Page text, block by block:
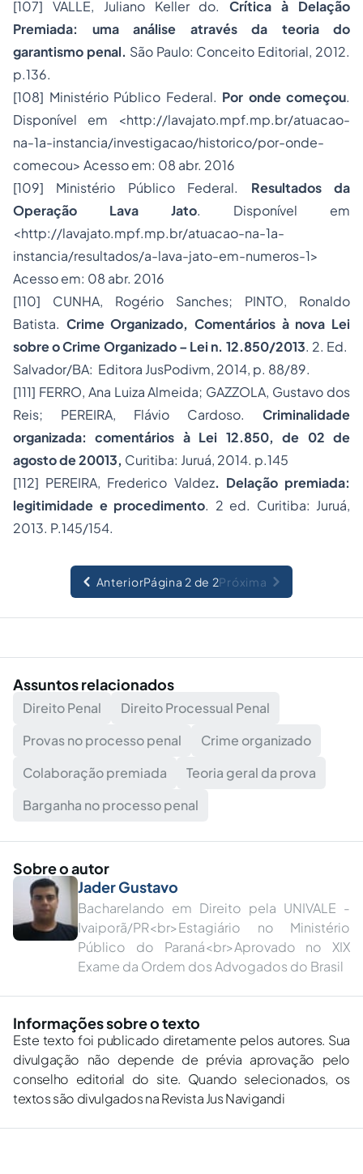
[107] VALLE, Juliano Keller do.Crítica à Delação
Premiada: uma análise através da teoria do
garantismo penal. São Paulo: Conceito Editorial, 2012.
p.136.
[108] Ministério Público Federal. Por onde começou.
Disponível em <http://lavajato.mpf.mp.br/atuacao-
na-1a-instancia/investigacao/historico/por-onde-
comecou> Acesso em: 08 abr. 2016
[109] Ministério Público Federal. Resultados da
Operação Lava Jato. Disponível em
<http://lavajato.mpf.mp.br/atuacao-na-1a-
instancia/resultados/a-lava-jato-em-numeros-1>
Acesso em: 08 abr. 2016
[110] CUNHA, Rogério Sanches; PINTO, Ronaldo
Batista. Crime Organizado, Comentários à nova Lei
sobre o Crime Organizado – Lei n. 12.850/2013. 2. Ed.
Salvador/BA: Editora JusPodivm, 2014, p. 88/89.
[111] FERRO, Ana Luiza Almeida; GAZZOLA, Gustavo dos
Reis; PEREIRA, Flávio Cardoso. Criminalidade
organizada: comentários à Lei 12.850, de 02 de
agosto de 20013, Curitiba: Juruá, 2014. p.145
[112] PEREIRA, Frederico Valdez. Delação premiada:
legitimidade e procedimento. 2 ed. Curitiba: Juruá,
2013. P.145/154.
AnteriorPágina 2 de 2Próxima
Assuntos relacionados
Direito Penal
Direito Processual Penal
Provas no processo penal
Crime organizado
Colaboração premiada
Teoria geral da prova
Barganha no processo penal
Sobre o autor
Jader Gustavo
Bacharelando em Direito pela UNIVALE -
Ivaiporã/PR<br>Estagiário no Ministério
Público do Paraná<br>Aprovado no XIX
Exame da Ordem dos Advogados do Brasil
Informações sobre o texto
Este texto foi publicado diretamente pelos autores. Sua
divulgação não depende de prévia aprovação pelo
conselho editorial do site. Quando selecionados, os
textos são divulgados na Revista Jus Navigandi